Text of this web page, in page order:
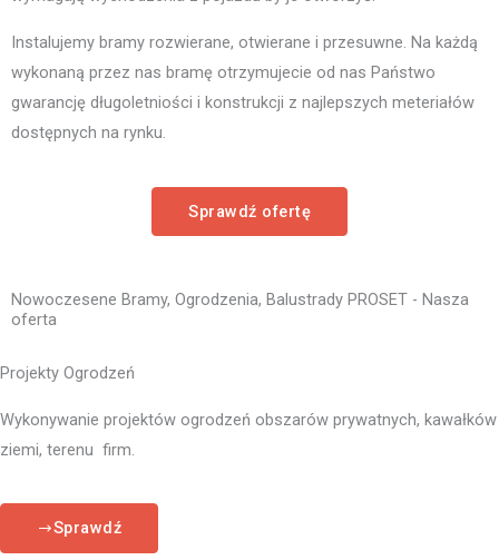
Instalujemy bramy rozwierane, otwierane i przesuwne. Na każdą
wykonaną przez nas bramę otrzymujecie od nas Państwo
gwarancję długoletniości i konstrukcji z najlepszych meteriałów
dostępnych na rynku.
Sprawdź ofertę
Nowoczesene Bramy, Ogrodzenia, Balustrady PROSET - Nasza
oferta
Projekty Ogrodzeń
Wykonywanie projektów ogrodzeń obszarów prywatnych, kawałków
ziemi, terenu firm.
Sprawdź